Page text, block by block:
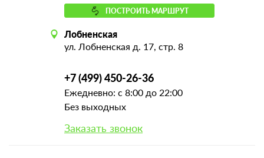
ПОСТРОИТЬ МАРШРУТ
Лобненская
ул. Лобненская д. 17, стр. 8
+7 (499) 450-26-36
Ежедневно: с 8:00 до 22:00
Без выходных
Заказать звонок